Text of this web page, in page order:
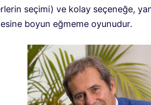
seçimi) ve kolay seçeneğe,
boyun eğmeme oyunudur.